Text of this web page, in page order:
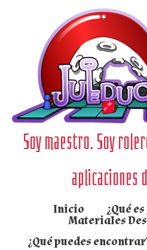
Soy maestro. Soy
aplicaciones
Inicio ¿Qué
Materiales
¿Qué puedes